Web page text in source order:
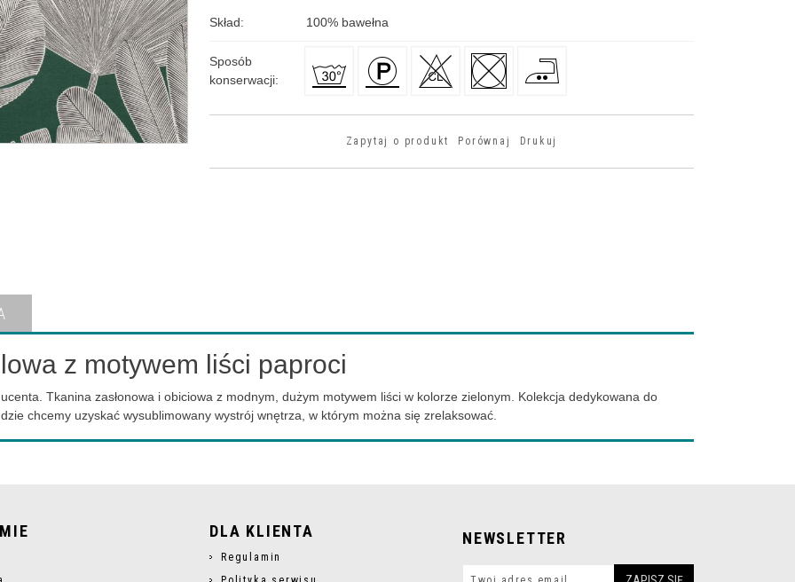
Skład: 100% bawełna
Sposób
konserwacji:
Zapytaj o produkt Porównaj Drukuj
z motywem liści paproci
Tkanina zasłonowa i obiciowa z modnym, dużym motywem liści w kolorze zielonym. Kolekcja dedykowana do
chcemy uzyskać wysublimowany wystrój wnętrza, w którym można się zrelaksować.
DLA KLIENTA
Regulamin
NEWSLETTER